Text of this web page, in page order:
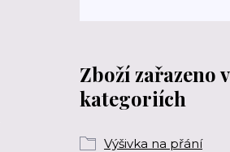
Zboží zařazeno v
kategoriích
Výšivka na přání